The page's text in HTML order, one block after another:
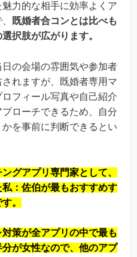
力的な相手に効率よくア
既婚者合コンとは比べも
択肢が広がります。
の会場の雰囲気や参加者
れますが、既婚者専用マ
フィール写真や自己紹介
ローチできるため、自分
を事前に判断できるとい
グアプリ専門家として、
：佐伯が最もおすすめす
。
対策が全アプリの中で最も
が女性なので、他のアプ